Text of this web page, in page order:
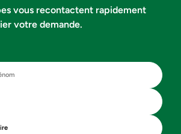
vous recontactent rapidement
votre demande.